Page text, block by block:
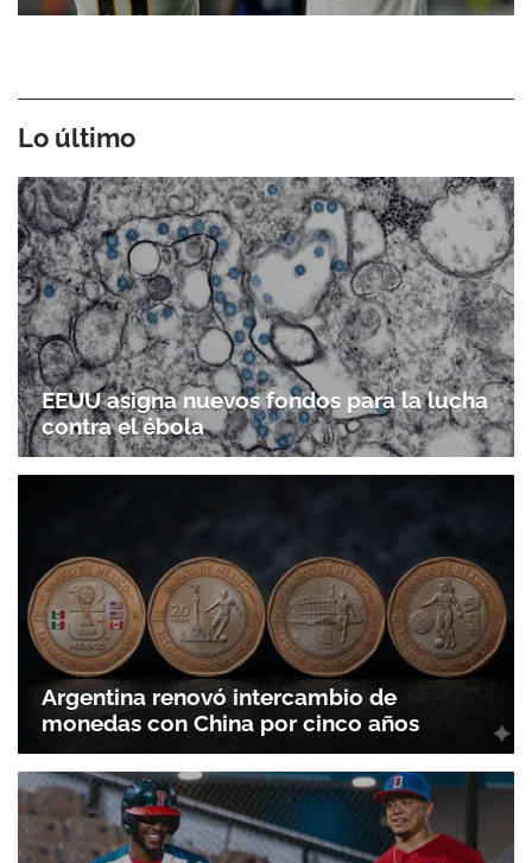
Lo último
EEUU asigna nuevos fondos para la lucha
contra el ébola
Argentina renovó intercambio de
monedas con China por cinco años